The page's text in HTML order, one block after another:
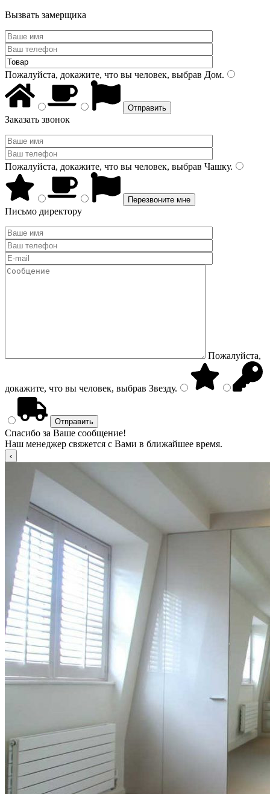
Вызвать замерщика
Пожалуйста, докажите, что вы человек, выбрав Дом.
Заказать звонок
Пожалуйста, докажите, что вы человек, выбрав Чашку.
Письмо директору
Пожалуйста,
докажите, что вы человек, выбрав Звезду.
Спасибо за Ваше сообщение!
Наш менеджер свяжется с Вами в ближайшее время.